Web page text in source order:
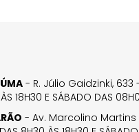
- R. Júlio Gaidzinki, 633
18H30 E SÁBADO DAS
- Av. Marcolino